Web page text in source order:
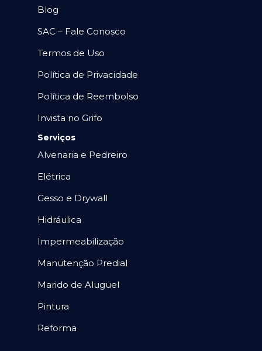
Blog
SAC – Fale Conosco
Termos de Uso
Política de Privacidade
Política de Reembolso
Invista no Grifo
Serviços
Alvenaria e Pedreiro
Elétrica
Gesso e Drywall
Hidráulica
Impermeabilização
Manutenção Predial
Marido de Aluguel
Pintura
Reforma